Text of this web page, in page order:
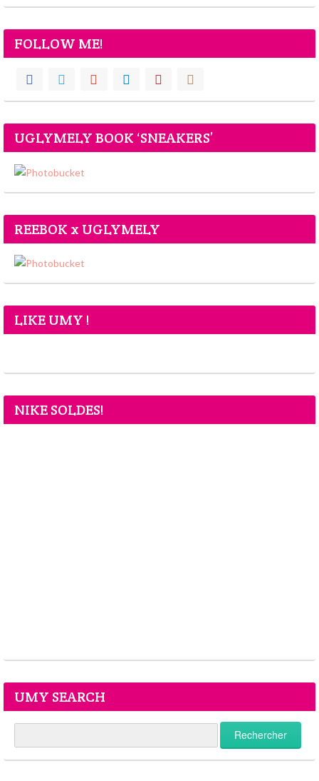
FOLLOW ME!
UGLYMELY BOOK ‘SNEAKERS’
REEBOK x UGLYMELY
LIKE UMY !
NIKE SOLDES!
UMY SEARCH